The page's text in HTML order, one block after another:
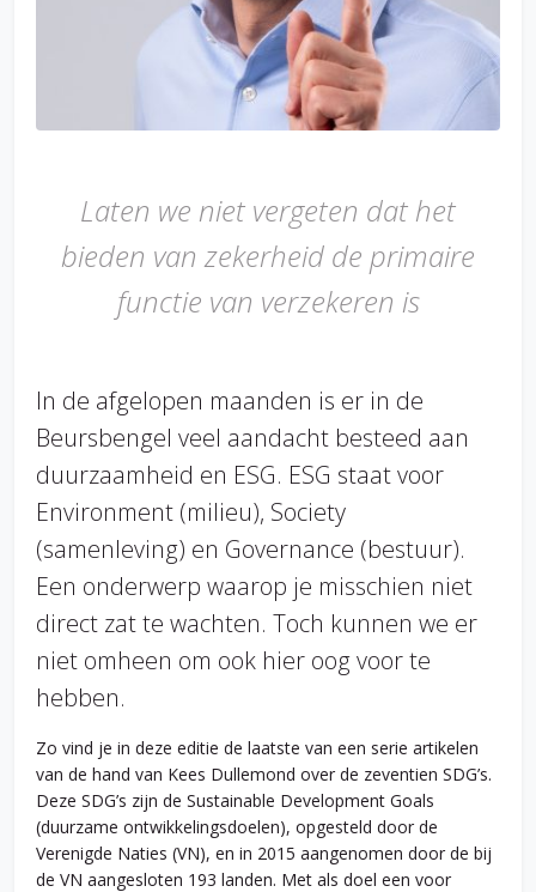
Laten we niet vergeten dat het
bieden van zekerheid de primaire
functie van verzekeren is
In de afgelopen maanden is er in de
Beursbengel veel aandacht besteed aan
duurzaamheid en ESG. ESG staat voor
Environment (milieu), Society
(samenleving) en Governance (bestuur).
Een onderwerp waarop je misschien niet
direct zat te wachten. Toch kunnen we er
niet omheen om ook hier oog voor te
hebben.
Zo vind je in deze editie de laatste van een serie artikelen
van de hand van Kees Dullemond over de zeventien SDG’s.
Deze SDG’s zijn de Sustainable Development Goals
(duurzame ontwikkelingsdoelen), opgesteld door de
Verenigde Naties (VN), en in 2015 aangenomen door de bij
de VN aangesloten 193 landen. Met als doel een voor